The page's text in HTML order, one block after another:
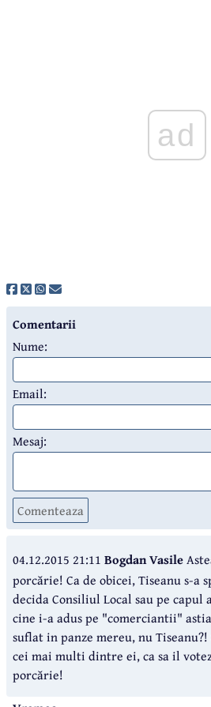
ad
Comentarii
Nume:
Email:
Mesaj:
Comenteaza
04.12.2015 21:11 Bogdan Vasile
porcărie! Ca de obicei, Tiseanu s-a
decida Consiliul Local sau pe capul
cine i-a adus pe "comerciantii"
suflat in panze mereu, nu
cei mai multi dintre ei, ca sa il
porcărie!